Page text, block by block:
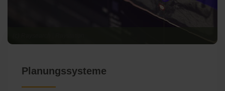
Planungssysteme